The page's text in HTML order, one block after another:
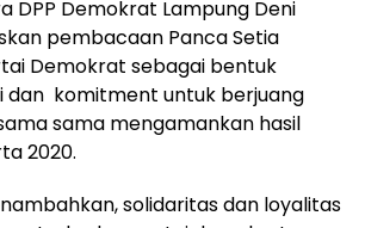
DPP Demokrat Lampung Deni
pembacaan Panca Setia
Demokrat sebagai bentuk
dan komitment untuk berjuang
sama mengamankan hasil
2020.
solidaritas dan loyalitas